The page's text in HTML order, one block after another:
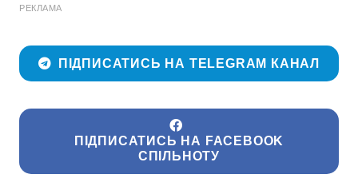
РЕКЛАМА
ПІДПИСАТИСЬ НА TELEGRAM КАНАЛ
ПІДПИСАТИСЬ НА FACEBOOK
СПІЛЬНОТУ